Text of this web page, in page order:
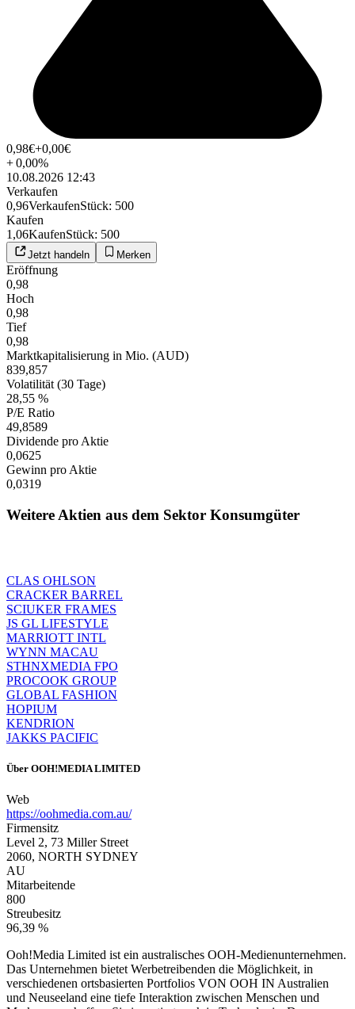
0,98€+0,00€
+0,00%
10.08.2026 12:43
Verkaufen
0,96VerkaufenStück: 500
Kaufen
1,06KaufenStück: 500
Jetzt handeln Merken
Eröffnung
0,98
Hoch
0,98
Tief
0,98
Marktkapitalisierung in Mio. (AUD)
839,857
Volatilität (30 Tage)
28,55 %
P/E Ratio
49,8589
Dividende pro Aktie
0,0625
Gewinn pro Aktie
0,0319
Weitere Aktien aus dem Sektor Konsumgüter
CLAS OHLSON
CRACKER BARREL
SCIUKER FRAMES
JS GL LIFESTYLE
MARRIOTT INTL
WYNN MACAU
STHNXMEDIA FPO
PROCOOK GROUP
GLOBAL FASHION
HOPIUM
KENDRION
JAKKS PACIFIC
Über OOH!MEDIA LIMITED
Web
https://oohmedia.com.au/
Firmensitz
Level 2, 73 Miller Street
2060, NORTH SYDNEY
AU
Mitarbeitende
800
Streubesitz
96,39 %
Ooh!Media Limited ist ein australisches OOH-Medienunternehmen.
Das Unternehmen bietet Werbetreibenden die Möglichkeit, in
verschiedenen ortsbasierten Portfolios VON OOH IN Australien
und Neuseeland eine tiefe Interaktion zwischen Menschen und